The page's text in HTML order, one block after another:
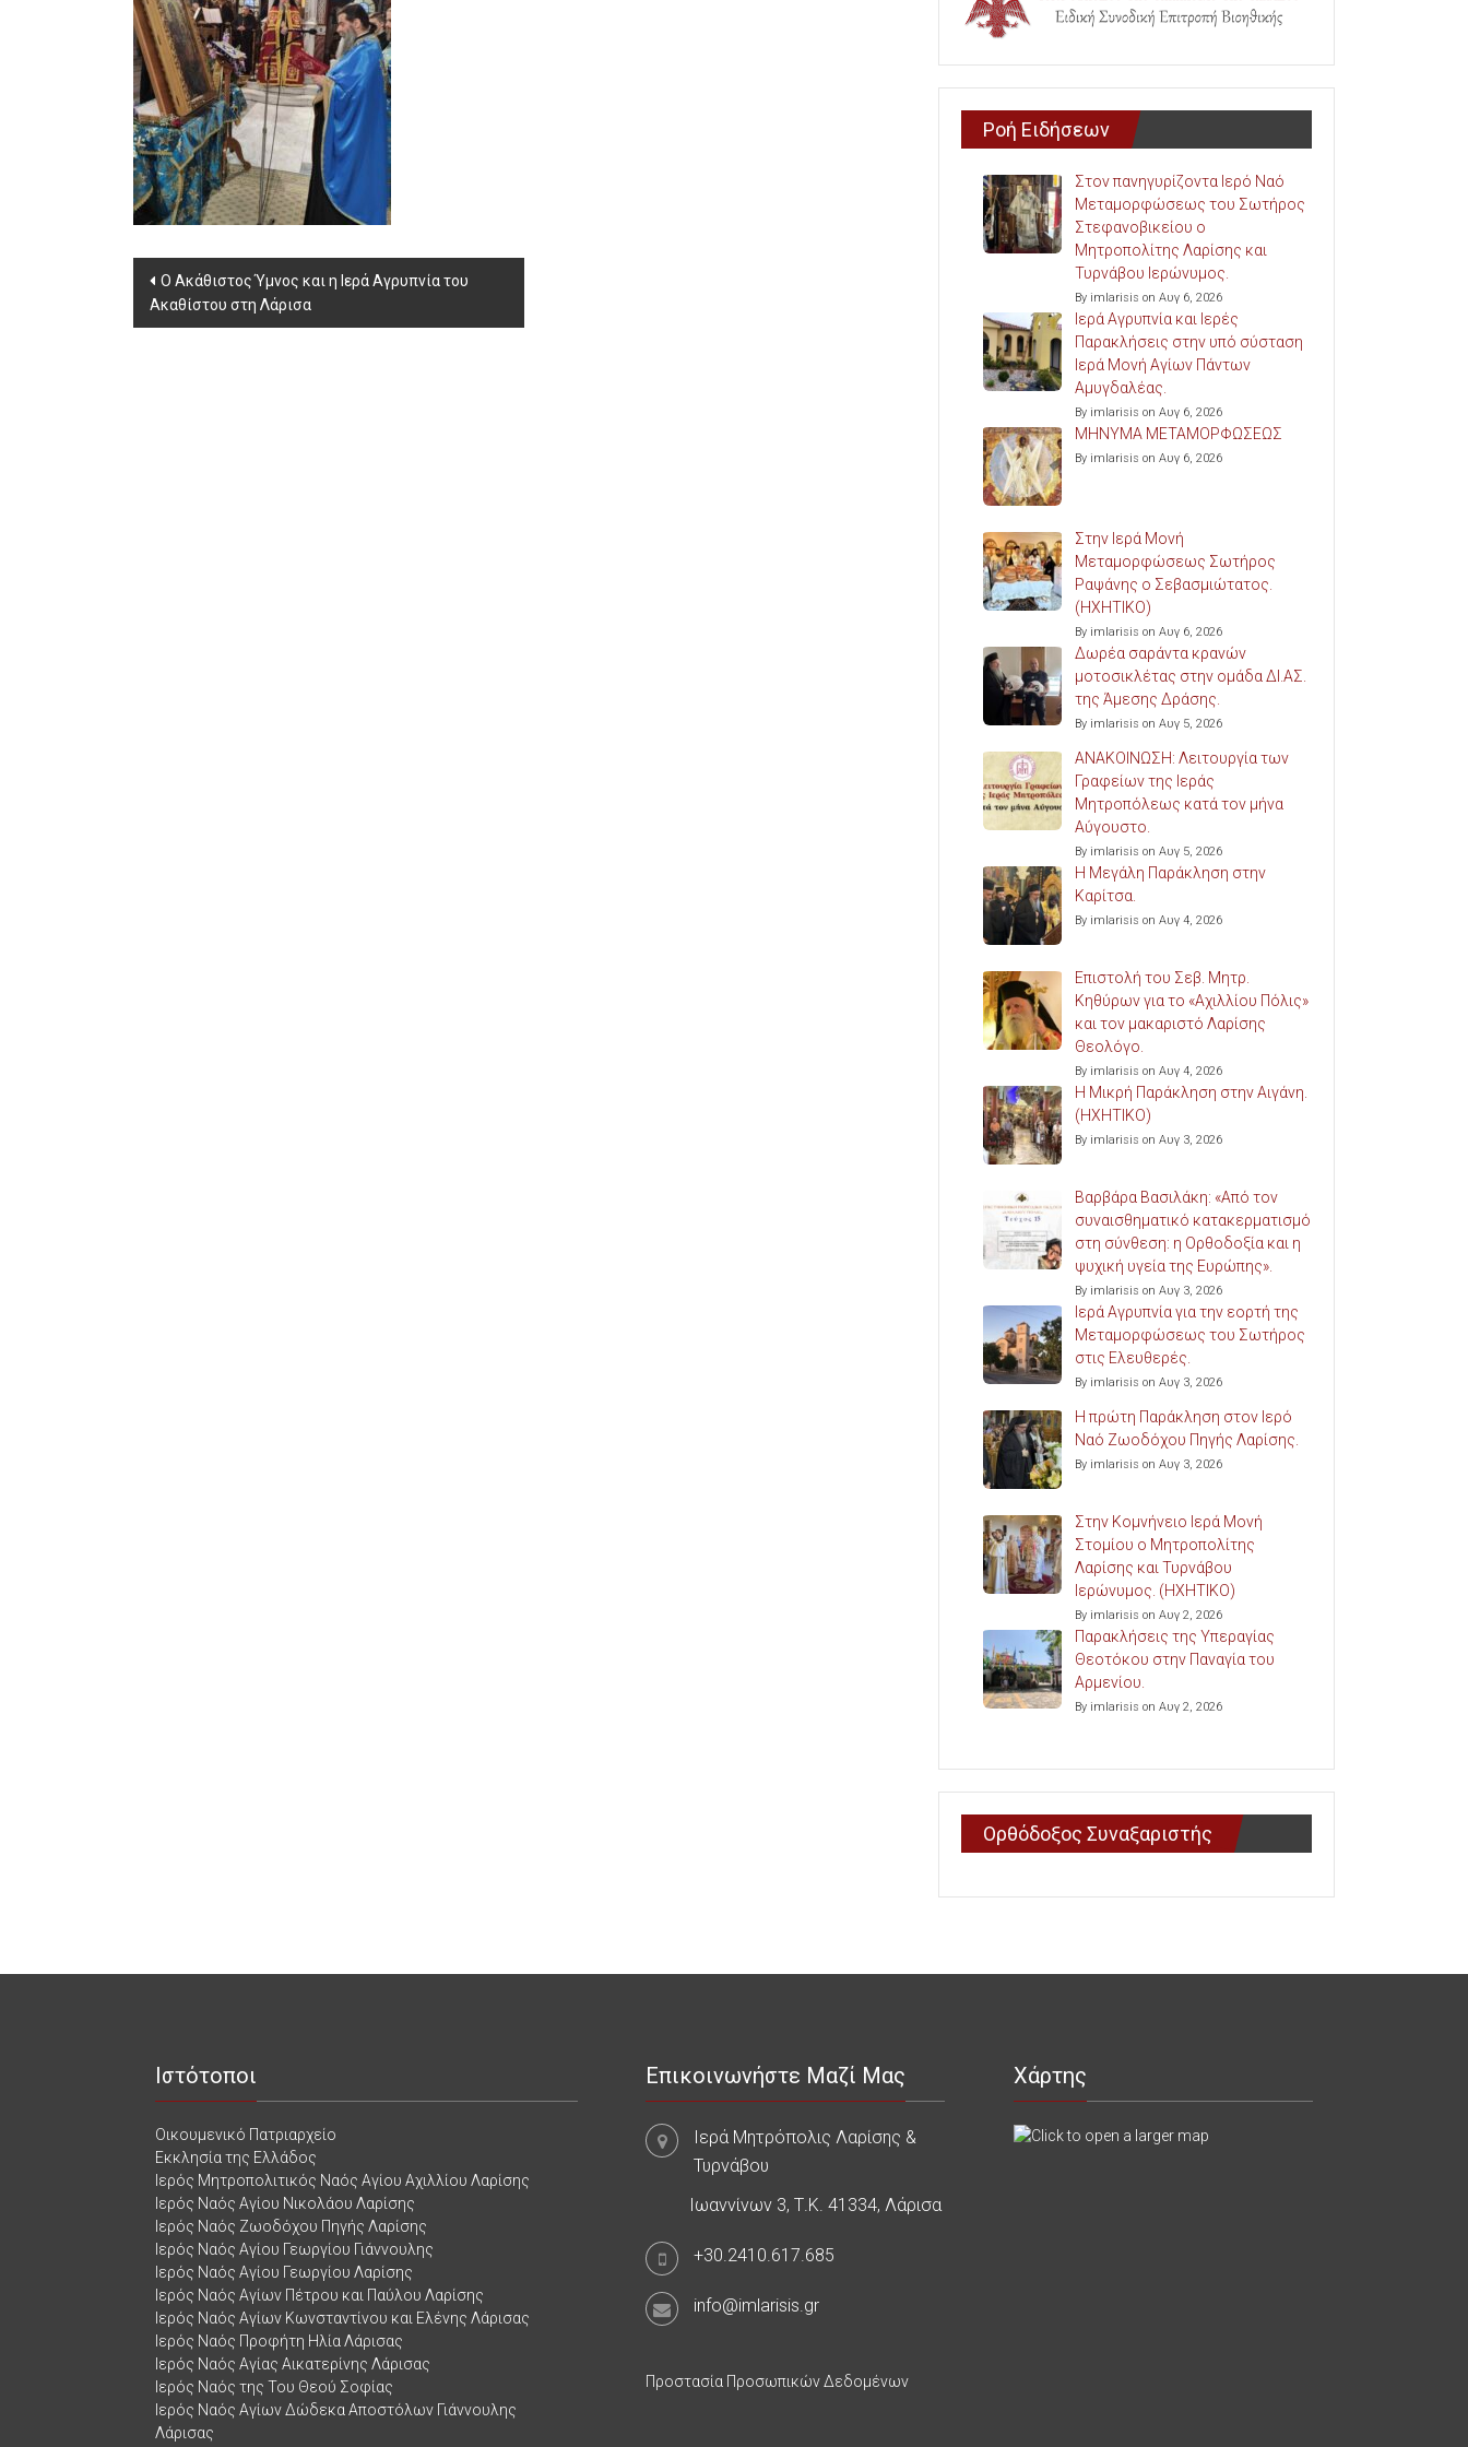
Post
navigation
O Ακάθιστος Ύμνος και η Ιερά Αγρυπνία του
Ακαθίστου στη Λάρισα
Ροή Ειδήσεων
Στον πανηγυρίζοντα Ιερό Ναό
Μεταμορφώσεως του Σωτήρος
Στεφανοβικείου ο
Μητροπολίτης Λαρίσης και
Τυρνάβου Ιερώνυμος.
By imlarisis on Αυγ 6, 2026
Ιερά Αγρυπνία και Ιερές
Παρακλήσεις στην υπό σύσταση
Ιερά Μονή Αγίων Πάντων
Αμυγδαλέας.
By imlarisis on Αυγ 6, 2026
ΜΗΝΥΜΑ ΜΕΤΑΜΟΡΦΩΣΕΩΣ
By imlarisis on Αυγ 6, 2026
Στην Ιερά Μονή
Μεταμορφώσεως Σωτήρος
Ραψάνης ο Σεβασμιώτατος.
(ΗΧΗΤΙΚΟ)
By imlarisis on Αυγ 6, 2026
Δωρέα σαράντα κρανών
μοτοσικλέτας στην ομάδα ΔΙ.ΑΣ.
της Άμεσης Δράσης.
By imlarisis on Αυγ 5, 2026
ΑΝΑΚΟΙΝΩΣΗ: Λειτουργία των
Γραφείων της Ιεράς
Μητροπόλεως κατά τον μήνα
Αύγουστο.
By imlarisis on Αυγ 5, 2026
Η Μεγάλη Παράκληση στην
Καρίτσα.
By imlarisis on Αυγ 4, 2026
Επιστολή του Σεβ. Μητρ.
Κηθύρων για το «Αχιλλίου Πόλις»
και τον μακαριστό Λαρίσης
Θεολόγο.
By imlarisis on Αυγ 4, 2026
Η Μικρή Παράκληση στην Αιγάνη.
(ΗΧΗΤΙΚΟ)
By imlarisis on Αυγ 3, 2026
Βαρβάρα Βασιλάκη: «Από τον
συναισθηματικό κατακερματισμό
στη σύνθεση: η Ορθοδοξία και η
ψυχική υγεία της Ευρώπης».
By imlarisis on Αυγ 3, 2026
Ιερά Αγρυπνία για την εορτή της
Μεταμορφώσεως του Σωτήρος
στις Ελευθερές.
By imlarisis on Αυγ 3, 2026
Η πρώτη Παράκληση στον Ιερό
Ναό Ζωοδόχου Πηγής Λαρίσης.
By imlarisis on Αυγ 3, 2026
Στην Κομνήνειο Ιερά Μονή
Στομίου ο Μητροπολίτης
Λαρίσης και Τυρνάβου
Ιερώνυμος. (ΗΧΗΤΙΚΟ)
By imlarisis on Αυγ 2, 2026
Παρακλήσεις της Υπεραγίας
Θεοτόκου στην Παναγία του
Αρμενίου.
By imlarisis on Αυγ 2, 2026
Ορθόδοξος Συναξαριστής
Ιστότοποι
Οικουμενικό Πατριαρχείο
Εκκλησία της Ελλάδος
Ιερός Μητροπολιτικός Ναός Αγίου Αχιλλίου Λαρίσης
Ιερός Ναός Αγίου Νικολάου Λαρίσης
Ιερός Ναός Ζωοδόχου Πηγής Λαρίσης
Ιερός Ναός Αγίου Γεωργίου Γιάννουλης
Ιερός Ναός Αγίου Γεωργίου Λαρίσης
Ιερός Ναός Αγίων Πέτρου και Παύλου Λαρίσης
Ιερός Ναός Αγίων Κωνσταντίνου και Ελένης Λάρισας
Ιερός Ναός Προφήτη Ηλία Λάρισας
Ιερός Ναός Αγίας Αικατερίνης Λάρισας
Ιερός Ναός της Του Θεού Σοφίας
Ιερός Ναός Αγίων Δώδεκα Αποστόλων Γιάννουλης
Λάρισας
Επικοινωνήστε Μαζί Μας
Ιερά Μητρόπολις Λαρίσης &
Τυρνάβου
Ιωαννίνων 3, Τ.Κ. 41334, Λάρισα
+30.2410.617.685
info@imlarisis.gr
Προστασία Προσωπικών Δεδομένων
Χάρτης